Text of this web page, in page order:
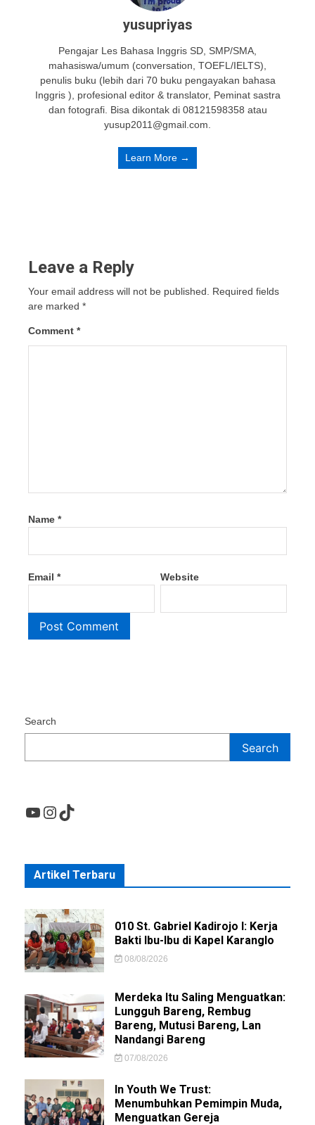
yusupriyas
Pengajar Les Bahasa Inggris SD, SMP/SMA,
mahasiswa/umum (conversation, TOEFL/IELTS),
penulis buku (lebih dari 70 buku pengayakan bahasa
Inggris ), profesional editor & translator, Peminat sastra
dan fotografi. Bisa dikontak di 08121598358 atau
yusup2011@gmail.com.
Learn More →
Leave a Reply
Your email address will not be published.
Required fields
are marked *
Comment *
Name *
Email * Website
Search
Search
YouTube
Instagram
TikTok
Artikel Terbaru
010 St. Gabriel Kadirojo I: Kerja
Bakti Ibu-Ibu di Kapel Karanglo
08/08/2026
Merdeka Itu Saling Menguatkan:
Lungguh Bareng, Rembug
Bareng, Mutusi Bareng, Lan
Nandangi Bareng
07/08/2026
In Youth We Trust:
Menumbuhkan Pemimpin Muda,
Menguatkan Gereja